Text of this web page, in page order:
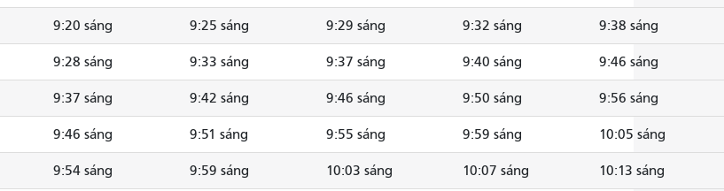
9:20 sáng 9:25 sáng 9:29 sáng 9:32 sáng 9:38 sáng
9:28 sáng 9:33 sáng 9:37 sáng 9:40 sáng 9:46 sáng
9:37 sáng 9:42 sáng 9:46 sáng 9:50 sáng 9:56 sáng
9:46 sáng 9:51 sáng 9:55 sáng 9:59 sáng 10:05 sáng
9:54 sáng 9:59 sáng 10:03 sáng 10:07 sáng 10:13 sáng